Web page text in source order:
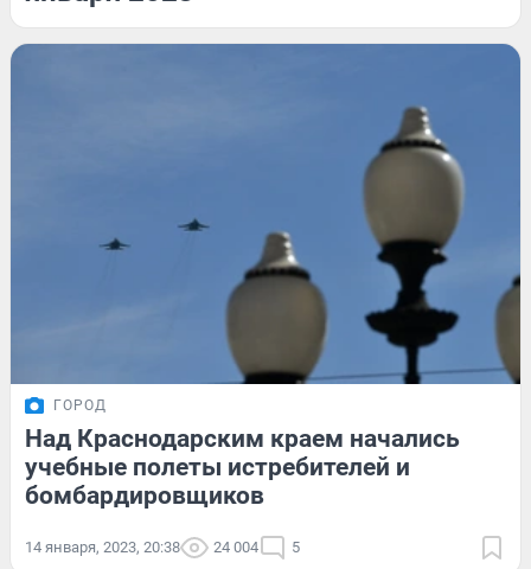
ГОРОД
Над Краснодарским краем начались
учебные полеты истребителей и
бомбардировщиков
14 января, 2023, 20:38 24 004 5